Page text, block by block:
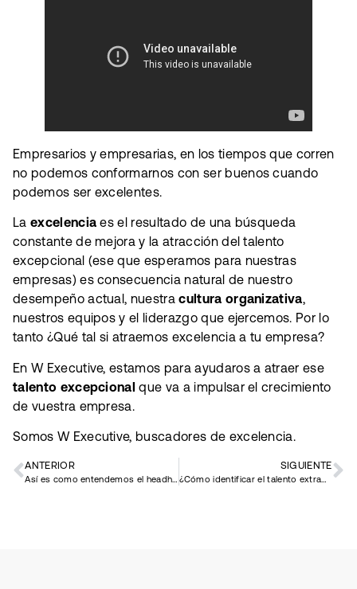
Empresarios y empresarias, en los tiempos que corren
no podemos conformarnos con ser buenos cuando
podemos ser excelentes.
La excelencia es el resultado de una búsqueda
constante de mejora y la atracción del talento
excepcional (ese que esperamos para nuestras
empresas) es consecuencia natural de nuestro
desempeño actual, nuestra cultura organizativa,
nuestros equipos y el liderazgo que ejercemos. Por lo
tanto ¿Qué tal si atraemos excelencia a tu empresa?
En W Executive, estamos para ayudaros a atraer ese
talento excepcional que va a impulsar el crecimiento
de vuestra empresa.
Somos W Executive, buscadores de excelencia.
ANTERIOR
Así es como entendemos el headhunting
SIGUIENTE
¿Cómo identificar el talento extraordinario?